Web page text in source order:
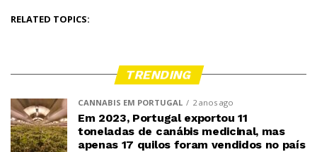
RELATED TOPICS:
TRENDING
CANNABIS EM PORTUGAL 2 anos ago
Em 2023, Portugal exportou 11
toneladas de canábis medicinal, mas
apenas 17 quilos foram vendidos no país